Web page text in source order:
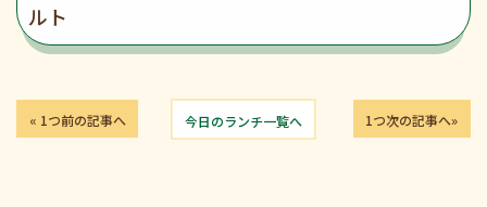
ルト
« 1つ前の記事へ 今日のランチ一覧へ 1つ次の記事へ»